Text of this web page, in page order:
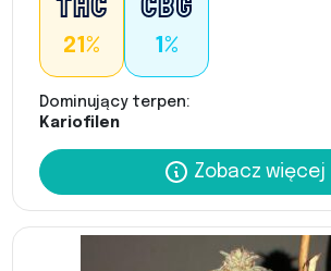
21% 1%
Dominujący terpen:
Kariofilen
Zobacz więcej